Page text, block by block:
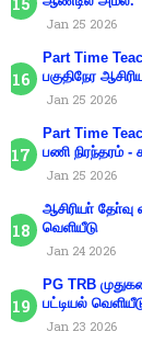
Jan 25 2026
Part Time
பகுதிநேர
Jan 25 2026
Part Time
பணி நிரந்தரம் -
Jan 25 2026
ஆசிரியா்
வெளியீடு
Jan 24 2026
PG TRB
பட்டியல்
Jan 23 2026